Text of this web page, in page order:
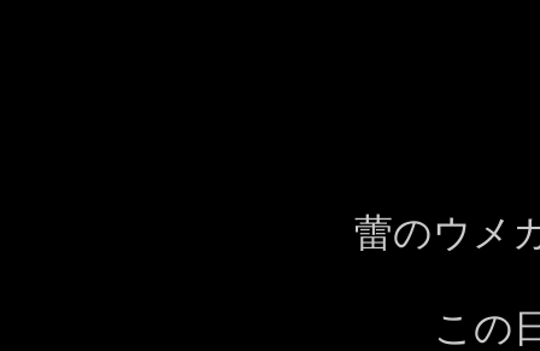
蕾のウメ
この